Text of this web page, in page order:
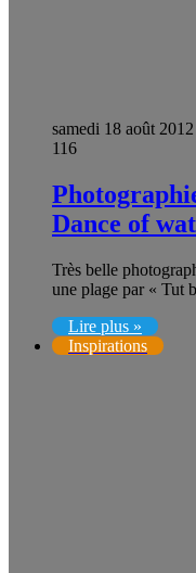
samedi 18 août 2012
116
Dance of
Très belle
une plage par « Tut
Lire plus »
Inspirations